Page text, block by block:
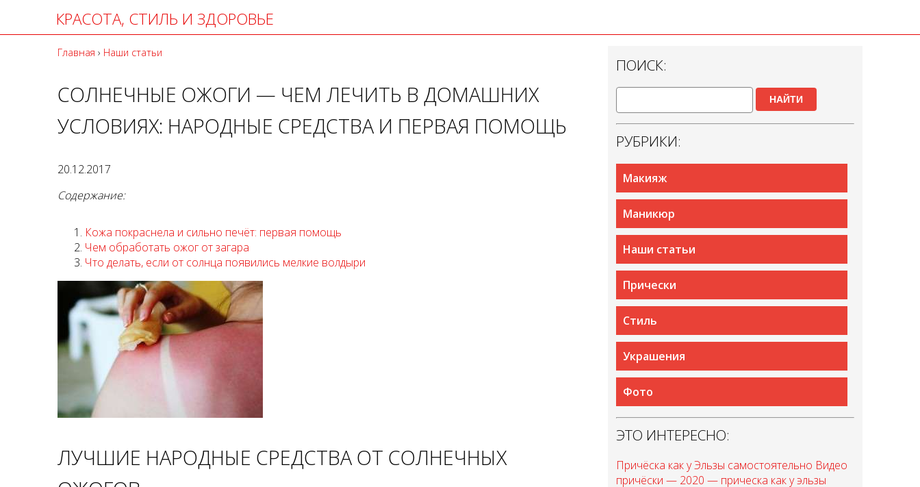
КРАСОТА, СТИЛЬ И ЗДОРОВЬЕ
Главная › Наши статьи
СОЛНЕЧНЫЕ ОЖОГИ — ЧЕМ ЛЕЧИТЬ В ДОМАШНИХ
УСЛОВИЯХ: НАРОДНЫЕ СРЕДСТВА И ПЕРВАЯ ПОМОЩЬ
20.12.2017
Содержание:
Кожа покраснела и сильно печёт: первая помощь
Чем обработать ожог от загара
Что делать, если от солнца появились мелкие волдыри
ЛУЧШИЕ НАРОДНЫЕ СРЕДСТВА ОТ СОЛНЕЧНЫХ
ПОИСК:
НАЙТИ
РУБРИКИ:
Макияж
Маникюр
Наши статьи
Прически
Стиль
Украшения
Фото
ЭТО ИНТЕРЕСНО:
Причёска как у Эльзы самостоятельно Видео
причёски — 2020 — прическа как у эльзы